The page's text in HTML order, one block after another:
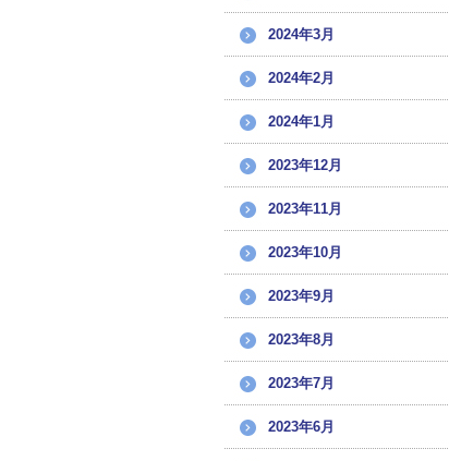
2024年3月
2024年2月
2024年1月
2023年12月
2023年11月
2023年10月
2023年9月
2023年8月
2023年7月
2023年6月